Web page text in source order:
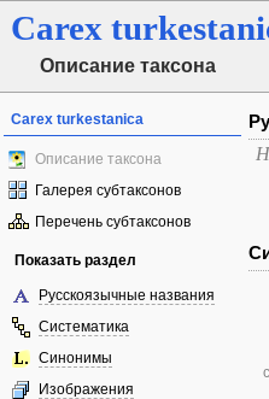
Carex
Описание таксона
Carex turkestanica
Описание таксона
Галерея субтаксонов
Перечень субтаксонов
Показать раздел
Русскоязычные названия
Систематика
Синонимы
Изображения